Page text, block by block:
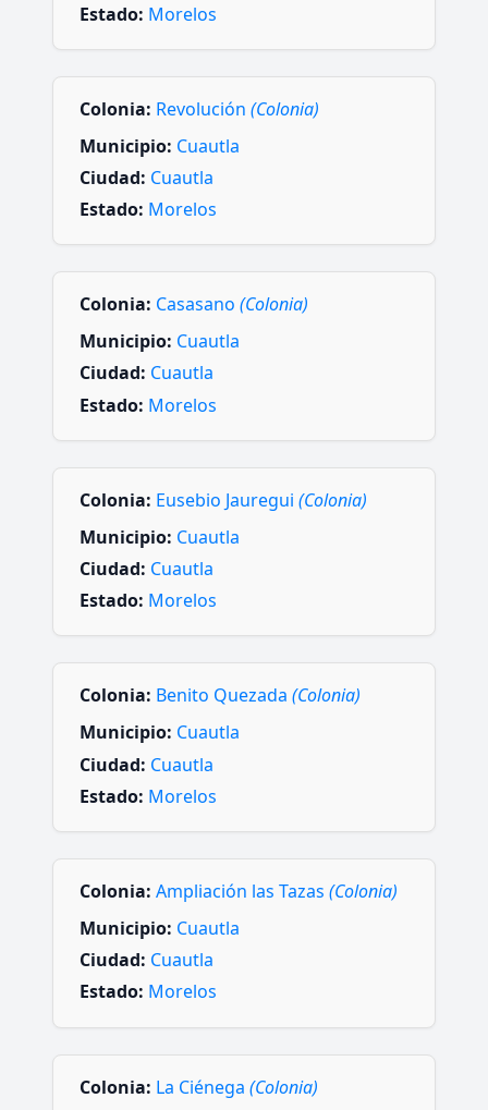
Estado: Morelos
Colonia: Revolución (Colonia)
Municipio: Cuautla
Ciudad: Cuautla
Estado: Morelos
Colonia: Casasano (Colonia)
Municipio: Cuautla
Ciudad: Cuautla
Estado: Morelos
Colonia: Eusebio Jauregui (Colonia)
Municipio: Cuautla
Ciudad: Cuautla
Estado: Morelos
Colonia: Benito Quezada (Colonia)
Municipio: Cuautla
Ciudad: Cuautla
Estado: Morelos
Colonia: Ampliación las Tazas (Colonia)
Municipio: Cuautla
Ciudad: Cuautla
Estado: Morelos
Colonia: La Ciénega (Colonia)